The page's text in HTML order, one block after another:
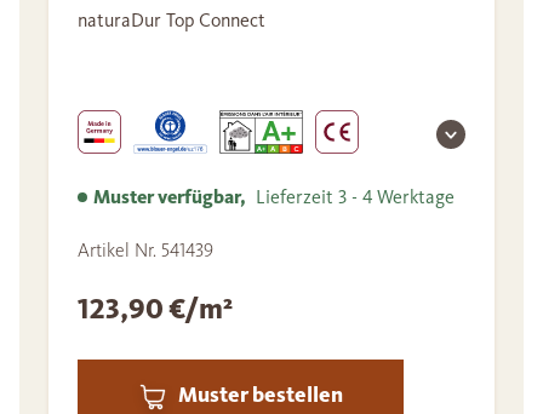
naturaDur Top Connect
Muster verfügbar, Lieferzeit 3 - 4 Werktage
Artikel Nr. 541439
123,90 €/m²
Muster bestellen